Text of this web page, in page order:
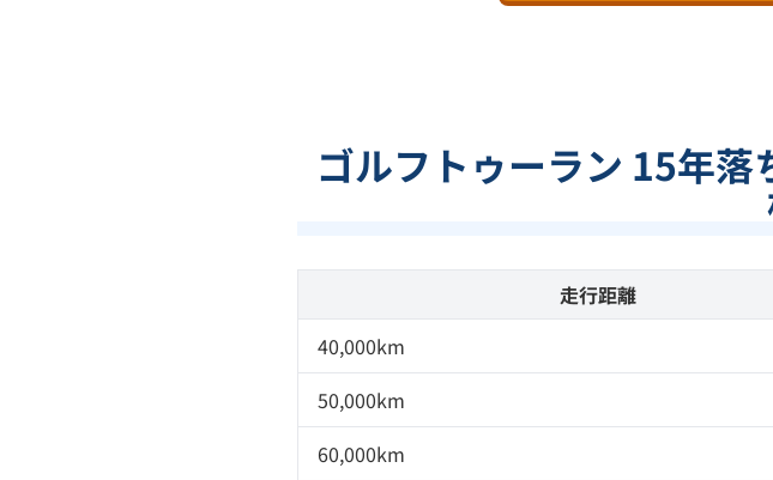
ゴルフトゥーラン 15年
走行距離
40,000km
50,000km
60,000km